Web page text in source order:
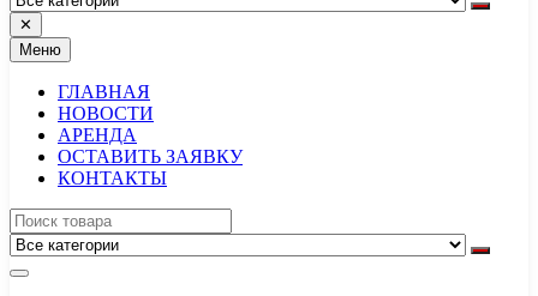
✕
Меню
ГЛАВНАЯ
НОВОСТИ
АРЕНДА
ОСТАВИТЬ ЗАЯВКУ
КОНТАКТЫ